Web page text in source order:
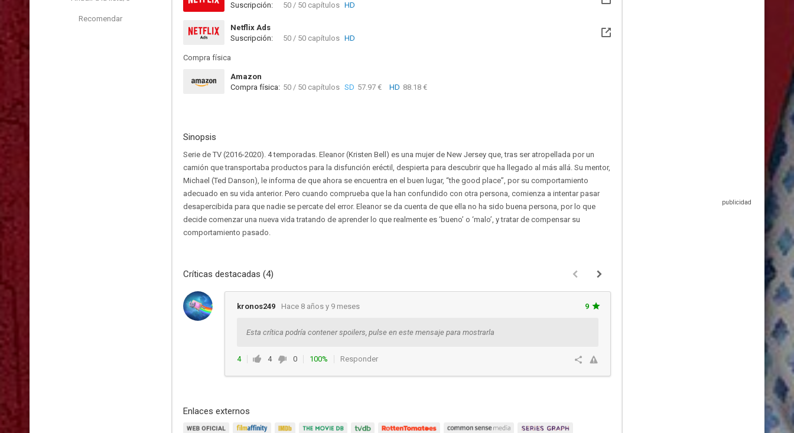
Recomendar
Suscripción:
50 / 50 capítulos HD
Netflix Ads
Suscripción:
50 / 50 capítulos HD
Compra física
Amazon
Compra física: 50 / 50 capítulos SD 57.97 € HD 88.18 €
Sinopsis
Serie de TV (2016-2020). 4 temporadas. Eleanor (Kristen Bell) es una mujer de New Jersey que, tras ser atropellada por un
camión que transportaba productos para la disfunción eréctil, despierta para descubrir que ha llegado al más allá. Su mentor,
Michael (Ted Danson), le informa de que ahora se encuentra en el buen lugar, “the good place”, por su comportamiento
adecuado en su vida anterior. Pero cuando comprueba que la han confundido con otra persona, comienza a intentar pasar
desapercibida para que nadie se percate del error. Eleanor se da cuenta de que ella no ha sido buena persona, por lo que
decide comenzar una nueva vida tratando de aprender lo que realmente es ‘bueno’ o ‘malo’, y tratar de compensar su
comportamiento pasado.
Críticas destacadas (4)
kronos249 Hace 8 años y 9 meses 9
Esta crítica podría contener spoilers, pulse en este mensaje para mostrarla
4 4 0 100% Responder
Hace 4 años y 3
Esta crítica podría contener
Enlaces externos